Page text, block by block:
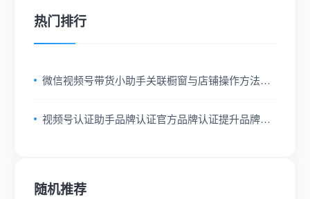
热门排行
微信视频号带货小助手关联橱窗与店铺操作方法分
视频号认证助手品牌认证官方品牌认证提升品牌可
随机推荐